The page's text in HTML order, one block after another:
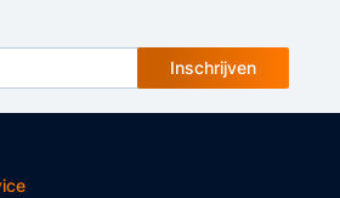
Inschrijven